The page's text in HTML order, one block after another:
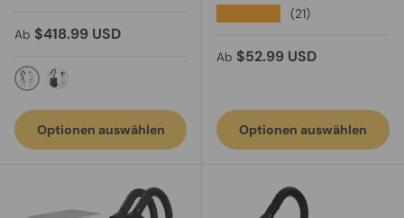
Normaler Preis
Ab $418.99 USD
FC-2002-Light Grey
Optionen auswählen
(21)
Normaler Preis
Ab $52.99 USD
Optionen auswählen